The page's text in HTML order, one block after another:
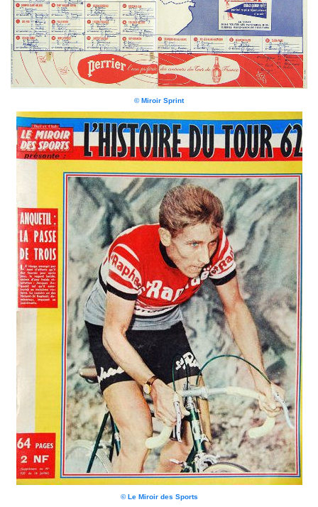
© Miroir Sprint
© Le Miroir des Sports